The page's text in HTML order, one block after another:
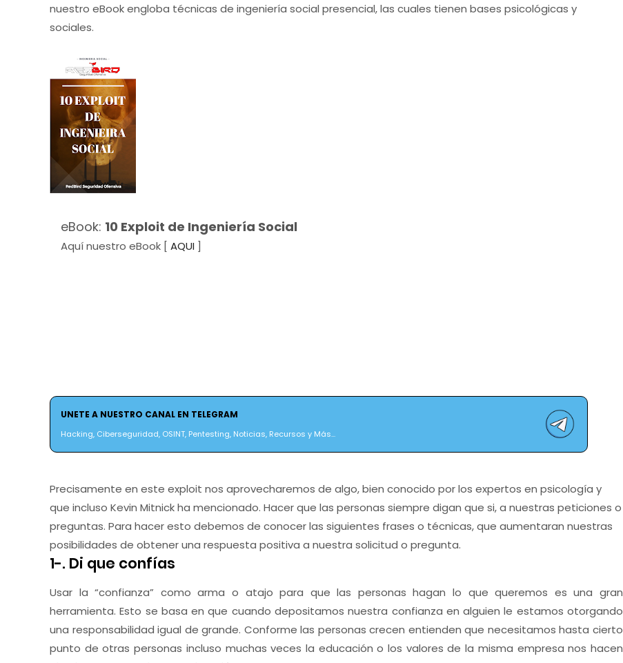
nuestro eBook engloba técnicas de ingeniería social presencial, las cuales tienen bases psicológicas y
sociales.
eBook: 10 Exploit de Ingeniería Social
Aquí nuestro eBook [ AQUI ]
UNETE A NUESTRO CANAL EN TELEGRAM
Hacking, Ciberseguridad, OSINT, Pentesting, Noticias, Recursos y Más...
Precisamente en este exploit nos aprovecharemos de algo, bien conocido por los expertos en psicología y
que incluso Kevin Mitnick ha mencionado. Hacer que las personas siempre digan que si, a nuestras peticiones o
preguntas. Para hacer esto debemos de conocer las siguientes frases o técnicas, que aumentaran nuestras
posibilidades de obtener una respuesta positiva a nuestra solicitud o pregunta.
1-. Di que confías
Usar la “confianza” como arma o atajo para que las personas hagan lo que queremos es una gran
herramienta. Esto se basa en que cuando depositamos nuestra confianza en alguien le estamos otorgando
una responsabilidad igual de grande. Conforme las personas crecen entienden que necesitamos hasta cierto
punto de otras personas incluso muchas veces la educación o los valores de la misma empresa nos hacen